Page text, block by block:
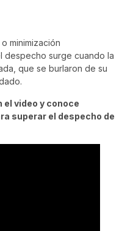
minimización
despecho surge cuando la
que se burlaron de su
el video y conoce
superar el despecho de